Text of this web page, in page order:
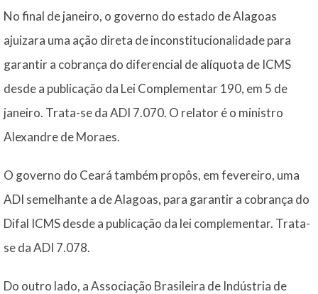
No final de janeiro, o governo do estado de Alagoas
ajuizara uma ação direta de inconstitucionalidade para
garantir a cobrança do diferencial de alíquota de ICMS
desde a publicação da Lei Complementar 190, em 5 de
janeiro. Trata-se da ADI 7.070. O relator é o ministro
Alexandre de Moraes.
O governo do Ceará também propôs, em fevereiro, uma
ADI semelhante a de Alagoas, para garantir a cobrança do
Difal ICMS desde a publicação da lei complementar. Trata-
se da ADI 7.078.
Do outro lado, a Associação Brasileira de Indústria de